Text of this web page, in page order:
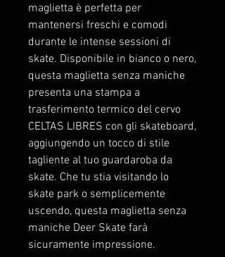
maglietta è perfetta per
mantenersi freschi e comodi
durante le intense sessioni di
skate. Disponibile in bianco o nero,
questa maglietta senza maniche
presenta una stampa a
trasferimento termico del cervo
CELTAS LIBRES con gli skateboard,
aggiungendo un tocco di stile
tagliente al tuo guardaroba da
skate. Che tu stia visitando lo
skate park o semplicemente
uscendo, questa maglietta senza
maniche Deer Skate farà
sicuramente impressione.